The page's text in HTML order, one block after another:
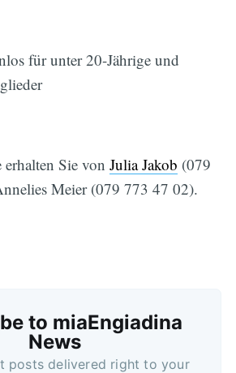
für unter 20-Jährige und
Sie von Julia Jakob (079
Meier (079 773 47 02).
to miaEngiadina
News
posts delivered right to your
Subscribe